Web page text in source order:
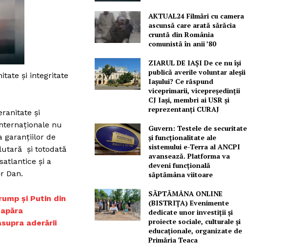
și integritate
și
nu
garanțiilor de
și totodată
și a
Dan.
și Putin din
aderării
AKTUAL24 Filmări cu camera
ascunsă care arată sărăcia
cruntă din România
comunistă în anii ’80
ZIARUL DE IAȘI De ce nu își
publică averile voluntar aleșii
Iașului? Ce răspund
viceprimarii, vicepreședinții
CJ Iași, membri ai USR și
reprezentanți CURAJ
Guvern: Testele de securitate
și funcționalitate ale
sistemului e-Terra al ANCPI
avansează. Platforma va
deveni funcțională
săptămâna viitoare
SĂPTĂMÂNA ONLINE
(BISTRIȚA) Evenimente
dedicate unor investiții și
proiecte sociale, culturale și
educaționale, organizate de
Primăria Teaca